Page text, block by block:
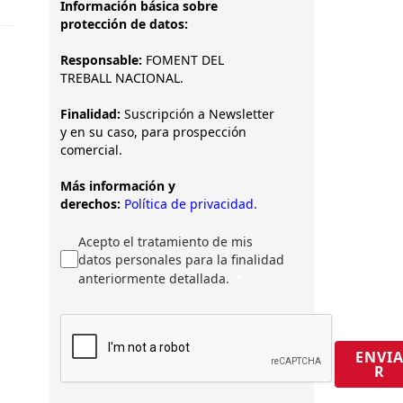
Información básica sobre
protección de datos:
Responsable: FOMENT DEL
TREBALL NACIONAL.
Finalidad: Suscripción a Newsletter
y en su caso, para prospección
comercial.
Más información y
derechos: Política de privacidad.
Acepto el tratamiento de mis
datos personales para la finalidad
anteriormente detallada.
ENVIA
R